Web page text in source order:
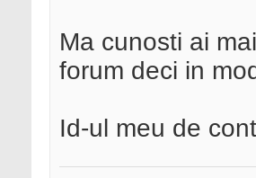
Ma cunosti ai
forum deci in
Id-ul meu de